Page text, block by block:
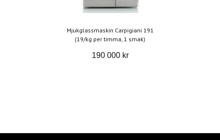
Mjukglassmaskin Carpigiani 191
(19/kg per timma, 1 smak)
190 000 kr